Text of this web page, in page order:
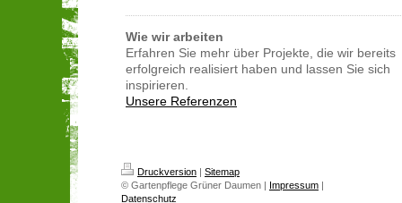
Wie wir arbeiten
Erfahren Sie mehr über Projekte, die wir bereits
erfolgreich realisiert haben und lassen Sie sich
inspirieren.
Unsere Referenzen
Druckversion | Sitemap
© Gartenpflege Grüner Daumen | Impressum |
Datenschutz